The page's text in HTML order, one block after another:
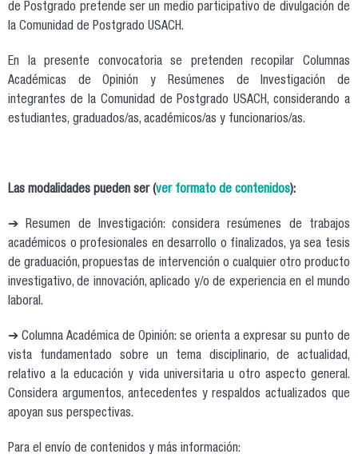
de Postgrado pretende ser un medio participativo de divulgación de
la Comunidad de Postgrado USACH.
En la presente convocatoria se pretenden recopilar Columnas
Académicas de Opinión y Resúmenes de Investigación de
integrantes de la Comunidad de Postgrado USACH, considerando a
estudiantes, graduados/as, académicos/as y funcionarios/as.
Las modalidades pueden ser (ver formato de contenidos):
➔ Resumen de Investigación: considera resúmenes de trabajos
académicos o profesionales en desarrollo o finalizados, ya sea tesis
de graduación, propuestas de intervención o cualquier otro producto
investigativo, de innovación, aplicado y/o de experiencia en el mundo
laboral.
➔ Columna Académica de Opinión: se orienta a expresar su punto de
vista fundamentado sobre un tema disciplinario, de actualidad,
relativo a la educación y vida universitaria u otro aspecto general.
Considera argumentos, antecedentes y respaldos actualizados que
apoyan sus perspectivas.
Para el envío de contenidos y más información: